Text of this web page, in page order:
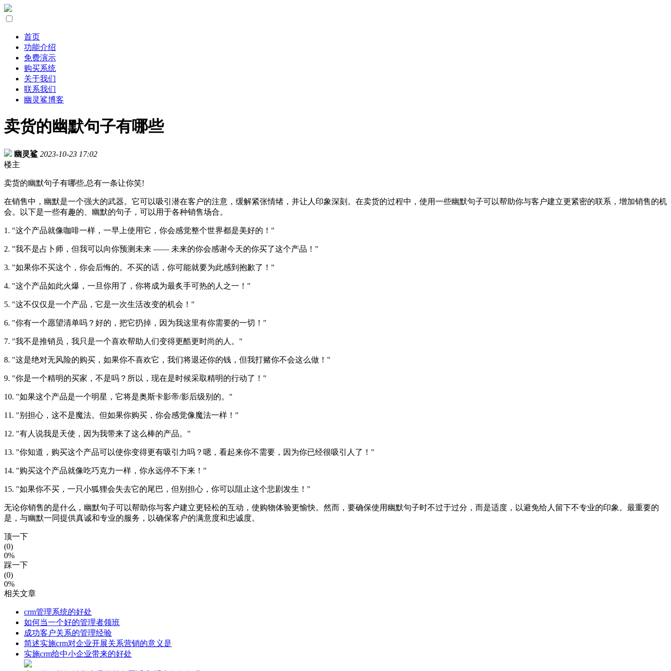
首页
功能介绍
免费演示
购买系统
关于我们
联系我们
幽灵鲨博客
卖货的幽默句子有哪些
幽灵鲨 2023-10-23 17:02
楼主
卖货的幽默句子有哪些,总有一条让你笑!
在销售中，幽默是一个强大的武器。它可以吸引潜在客户的注意，缓解紧张情绪，并让人印象深刻。在卖货的过程中，使用一些幽默句子可以帮助你与客户建立更紧密的联系，增加销售的机
会。以下是一些有趣的、幽默的句子，可以用于各种销售场合。
1. "这个产品就像咖啡一样，一早上使用它，你会感觉整个世界都是美好的！"
2. "我不是占卜师，但我可以向你预测未来 —— 未来的你会感谢今天的你买了这个产品！"
3. "如果你不买这个，你会后悔的。不买的话，你可能就要为此感到抱歉了！"
4. "这个产品如此火爆，一旦你用了，你将成为最炙手可热的人之一！"
5. "这不仅仅是一个产品，它是一次生活改变的机会！"
6. "你有一个愿望清单吗？好的，把它扔掉，因为我这里有你需要的一切！"
7. "我不是推销员，我只是一个喜欢帮助人们变得更酷更时尚的人。"
8. "这是绝对无风险的购买，如果你不喜欢它，我们将退还你的钱，但我打赌你不会这么做！"
9. "你是一个精明的买家，不是吗？所以，现在是时候采取精明的行动了！"
10. "如果这个产品是一个明星，它将是奥斯卡影帝/影后级别的。"
11. "别担心，这不是魔法。但如果你购买，你会感觉像魔法一样！"
12. "有人说我是天使，因为我带来了这么棒的产品。"
13. "你知道，购买这个产品可以使你变得更有吸引力吗？嗯，看起来你不需要，因为你已经很吸引人了！"
14. "购买这个产品就像吃巧克力一样，你永远停不下来！"
15. "如果你不买，一只小狐狸会失去它的尾巴，但别担心，你可以阻止这个悲剧发生！"
无论你销售的是什么，幽默句子可以帮助你与客户建立更轻松的互动，使购物体验更愉快。然而，要确保使用幽默句子时不过于过分，而是适度，以避免给人留下不专业的印象。最重要的
是，与幽默一同提供真诚和专业的服务，以确保客户的满意度和忠诚度。
顶一下
(0)
0%
踩一下
(0)
0%
相关文章
crm管理系统的好处
如何当一个好的管理者领班
成功客户关系的管理经验
简述实施crm对企业开展关系营销的意义是
实施crm给中小企业带来的好处